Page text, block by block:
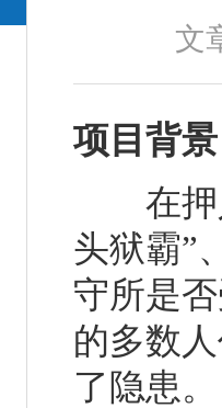
文
项目背景
在押人
头狱霸”
守所是
的多数
了隐患。